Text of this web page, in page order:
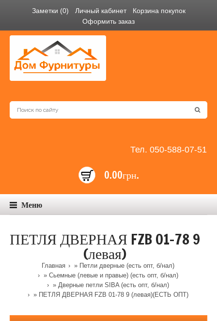
Заметки (0) Личный кабинет
Корзина покупок
Оформить заказ
Тел. 050-588-07-51
0.00грн.
Меню
ПЕТЛЯ ДВЕРНАЯ FZB 01-78 9
(левая)
Главная » Петли дверные (есть опт, б/нал)
» Сьемные (левые и правые) (есть опт, б/нал)
» Дверные петли SIBA (есть опт, б/нал)
» ПЕТЛЯ ДВЕРНАЯ FZB 01-78 9 (левая)(ЕСТЬ ОПТ)